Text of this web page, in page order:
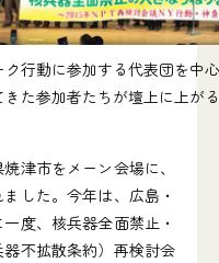
行動に参加する代表団を中
た参加者たちが壇上に上がる
津市をメーン会場に、
した。今年は、広島・
度、核兵器全面禁止・
不拡散条約）再検討会